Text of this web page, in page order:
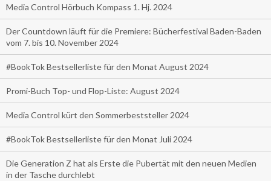
Media Control Hörbuch Kompass 1. Hj. 2024
Der Countdown läuft für die Premiere: Bücherfestival Baden-Baden
vom 7. bis 10. November 2024
#BookTok Bestsellerliste für den Monat August 2024
Promi-Buch Top- und Flop-Liste: August 2024
Media Control kürt den Sommerbeststeller 2024
#BookTok Bestsellerliste für den Monat Juli 2024
Die Generation Z hat als Erste die Pubertät mit den neuen Medien
in der Tasche durchlebt